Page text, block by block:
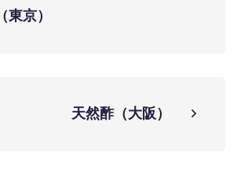
東京）
天然酢（大阪）